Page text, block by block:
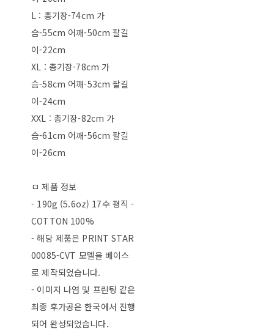
L : 총기장-74cm 가
슴-55cm 어깨-50cm 팔길
이-22cm
XL : 총기장-78cm 가
슴-58cm 어깨-53cm 팔길
이-24cm
XXL : 총기장-82cm 가
슴-61cm 어깨-56cm 팔길
이-26cm
ㅁ 제품 정보
- 190g (5.6oz) 17수 평직 -
COTTON 100%
- 해당 제품은 PRINT STAR
00085-CVT 모델을 베이스
로 제작되었습니다.
- 이미지 나염 및 프린팅 같은
최종 후가공은 한국에서 진행
되어 완성되었습니다.